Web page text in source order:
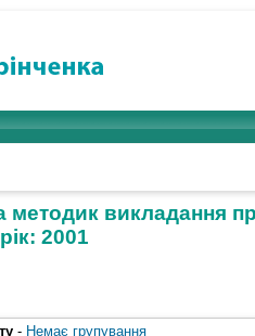
методик викладання
2001
- Немає групування